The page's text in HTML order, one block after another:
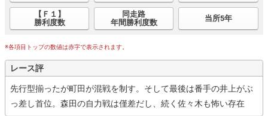
【Ｆ１】
勝利度数
同走路
年間勝利度数
当所5年
※各項目トップの数値は赤字で表示されます。
レース評
先行型揃ったが町田が混戦を制す。そして最後は番手の井上がぶ
っ差し首位。森田の自力戦は僅差だし、続く佐々木も怖い存在